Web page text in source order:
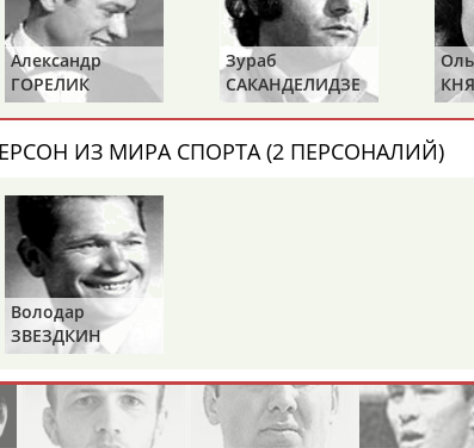
Каримжан
АБДРАХМАНОВ
Аделя
АБДРАХМАНОВА
Андрей
АБДУВАЛИЕВ
АБДУЛЖАЛИЛОВ
спортсмене, тренере, специалисте или
Герои спорта - это одни из главных
Александр
ГОРЕЛИК
Зураб
САКАНДЕЛИДЗЕ
ИЗ МИРА СПОРТА (2 ПЕРСОНАЛИЙ)
Володар
ЗВЕЗДКИН